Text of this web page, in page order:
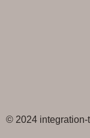
© 2024 integration-